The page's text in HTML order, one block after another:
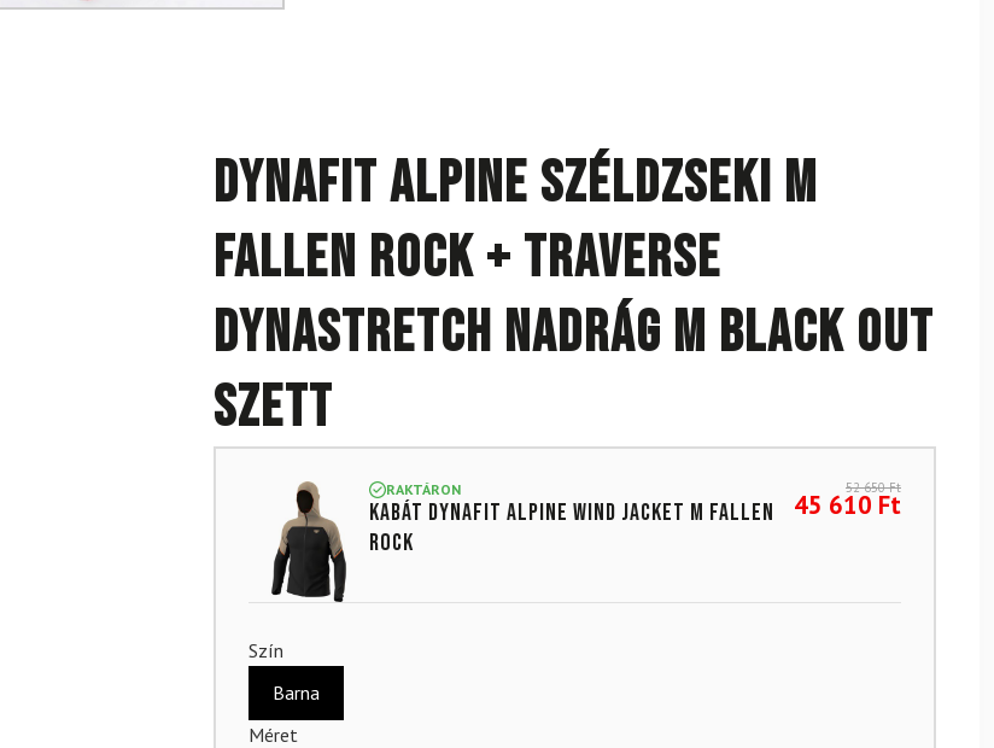
DYNAFIT Alpine széldzseki M
Fallen Rock + Traverse
Dynastretch nadrág M Black Out
szett
RAKTÁRON
Kabát DYNAFIT Alpine Wind Jacket M Fallen
Rock
52 650Ft
45 610 Ft
Szín
Barna
Méret